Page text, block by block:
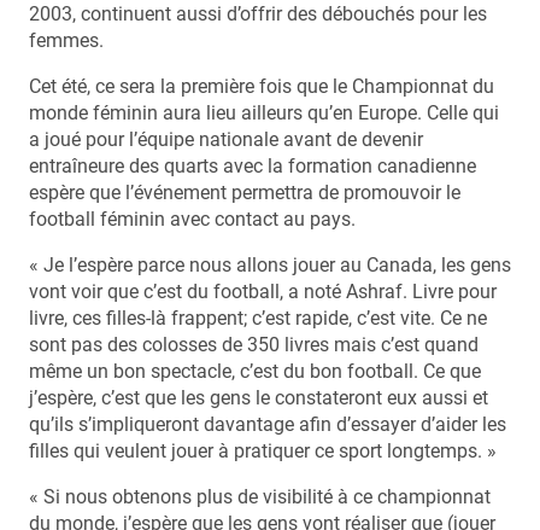
2003, continuent aussi d’offrir des débouchés pour les
femmes.
Cet été, ce sera la première fois que le Championnat du
monde féminin aura lieu ailleurs qu’en Europe. Celle qui
a joué pour l’équipe nationale avant de devenir
entraîneure des quarts avec la formation canadienne
espère que l’événement permettra de promouvoir le
football féminin avec contact au pays.
« Je l’espère parce nous allons jouer au Canada, les gens
vont voir que c’est du football, a noté Ashraf. Livre pour
livre, ces filles-là frappent; c’est rapide, c’est vite. Ce ne
sont pas des colosses de 350 livres mais c’est quand
même un bon spectacle, c’est du bon football. Ce que
j’espère, c’est que les gens le constateront eux aussi et
qu’ils s’impliqueront davantage afin d’essayer d’aider les
filles qui veulent jouer à pratiquer ce sport longtemps. »
« Si nous obtenons plus de visibilité à ce championnat
du monde, j’espère que les gens vont réaliser que (jouer